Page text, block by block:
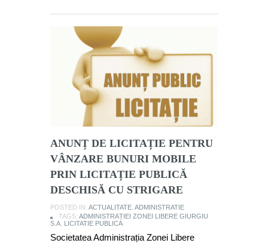
ANUNȚ DE LICITAȚIE PENTRU
VÂNZARE BUNURI MOBILE
PRIN LICITAȚIE PUBLICĂ
DESCHISĂ CU STRIGARE
POSTED IN: ACTUALITATE ADMINISTRATIE
TAGS: ADMINISTRAȚIEI ZONEI LIBERE GIURGIU
S.A LICITATIE PUBLICA
Societatea Administrația Zonei Libere